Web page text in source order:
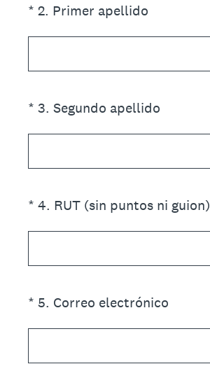
* 2. Primer apellido
(Obligatorio).
* 3. Segundo apellido
(Obligatorio).
* 4. RUT (sin puntos ni guion)
(Obligatorio).
* 5. Correo electrónico
(Obligatorio).